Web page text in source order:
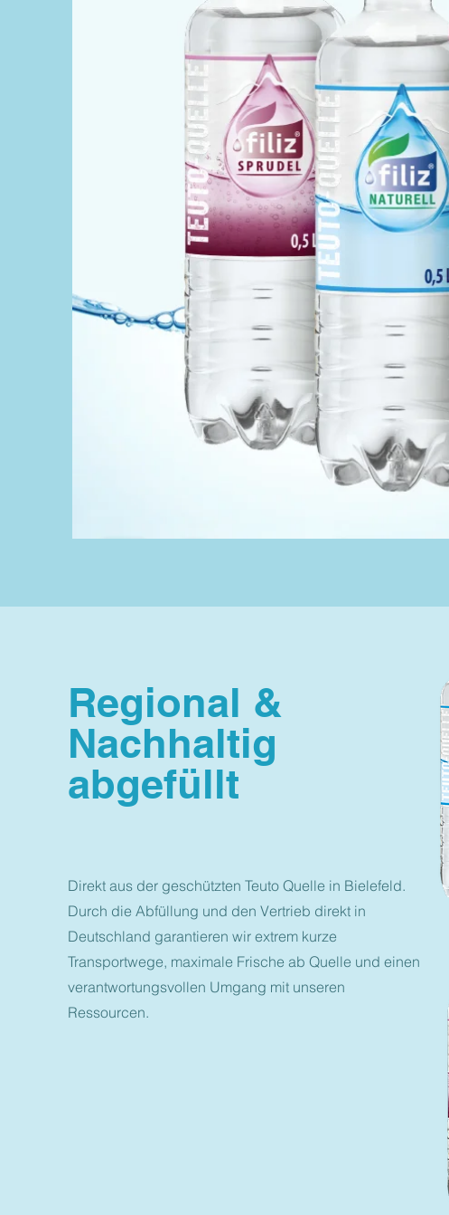
Regional &
Nachhaltig
abgefüllt
Direkt aus der geschützten Teuto Quelle in Bielefeld.
Durch die Abfüllung und den Vertrieb direkt in
Deutschland garantieren wir extrem kurze
Transportwege, maximale Frische ab Quelle und einen
verantwortungsvollen Umgang mit unseren
Ressourcen.